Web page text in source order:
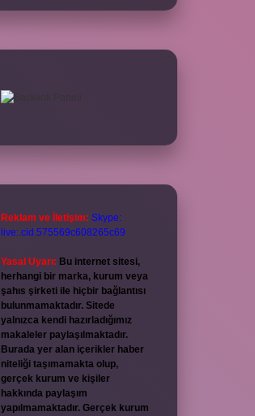
Reklam ve İletişim: Skype:
live:.cid.575569c608265c69
Yasal Uyarı: Bu internet sitesi,
herhangi bir marka, kurum veya
şahıs şirketi ile hiçbir bağlantısı
bulunmamaktadır. Sitede
yalnızca kendi hazırladığımız
makaleler paylaşılmaktadır.
Burada yer alan içerikler haber
niteliği taşımamakta olup,
gerçek kurum ve kişiler
hakkında paylaşım
yapılmamaktadır. Gerçek kurum